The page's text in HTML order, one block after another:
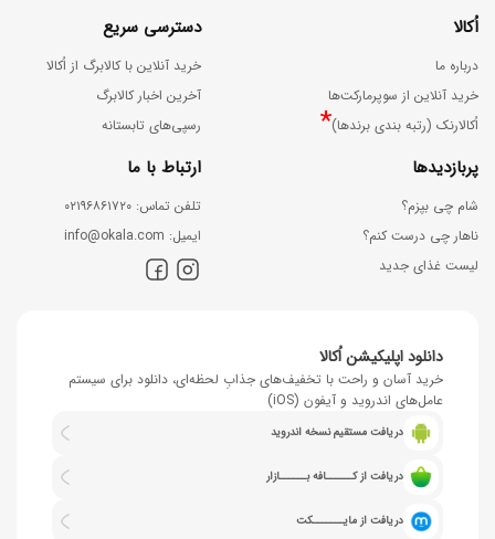
اُکالا
درباره ما
خرید آنلاین از سوپرمارکت‌ها
اُکالارنک (رتبه بندی برندها)*
دسترسی سریع
خرید آنلاین با کالابرگ از اُکالا
آخرین اخبار کالابرگ
رسپی‌های تابستانه
پربازدیدها
شام چی بپزم؟
ناهار چی درست کنم؟
لیست غذای جدید
ارتباط با ما
ﺗﻠﻔﻦ ﺗﻤﺎس: ۰۲۱۹۶۸۶۱۷۲۰
اﯾﻤﯿﻞ: info@okala.com
دانلود اپلیکیشن اُکالا
خرید آسان و راحت با تخفیف‌های جذابِ لحظه‌ای، دانلود برای سیستم
عامل‌های اندروید و آیفون (iOS)
دریافت مستقیم نسخه اندروید
دریافت از کــــــافه بــــــازار
دریافت از مایـــــــکت